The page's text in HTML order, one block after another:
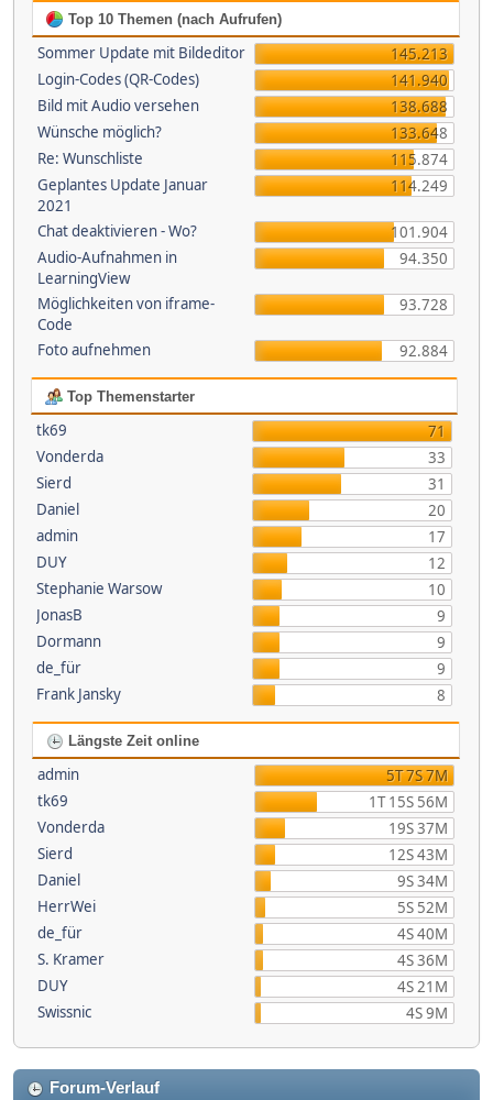
Top 10 Themen (nach Aufrufen)
Sommer Update mit Bildeditor
145.213
Login-Codes (QR-Codes)
141.940
Bild mit Audio versehen
138.688
Wünsche möglich?
133.648
Re: Wunschliste
115.874
Geplantes Update Januar
2021
114.249
Chat deaktivieren - Wo?
101.904
Audio-Aufnahmen in
LearningView
94.350
Möglichkeiten von iframe-
Code
93.728
Foto aufnehmen 92.884
Top Themenstarter
tk69
71
Vonderda
33
Sierd
31
Daniel
20
admin
17
DUY
12
Stephanie Warsow
10
JonasB
9
Dormann
9
de_für
9
Frank Jansky
8
Längste Zeit online
admin
5T 7S 7M
tk69
1T 15S 56M
Vonderda
19S 37M
Sierd
12S 43M
Daniel
9S 34M
HerrWei
5S 52M
de_für
4S 40M
S. Kramer
4S 36M
DUY
4S 21M
Swissnic
4S 9M
Forum-Verlauf